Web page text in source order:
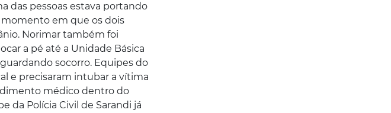
das pessoas estava portando
momento em que os dois
Norimar também foi
a pé até a Unidade Básica
socorro. Equipes do
e precisaram intubar a vítima
médico dentro do
da Polícia Civil de Sarandi já